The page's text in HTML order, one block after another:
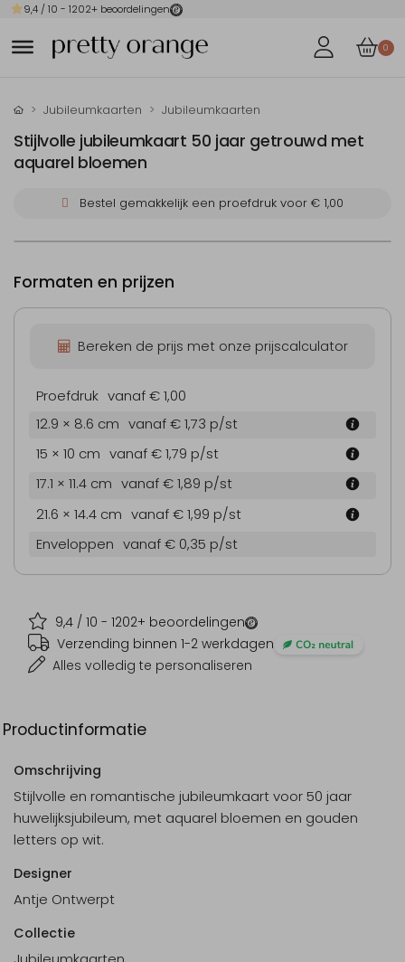
9,4 / 10 - 1202+ beoordelingen
0
Jubileumkaarten Jubileumkaarten
Stijlvolle jubileumkaart 50 jaar getrouwd met
aquarel bloemen
Bestel gemakkelijk een proefdruk voor € 1,00
9,4 / 10 - 1202+ beoordelingen
Verzending binnen 1-2 werkdagen
Alles volledig te personaliseren
Formaten en prijzen
Bereken de prijs met onze prijscalculator
Proefdruk vanaf € 1,00
12.9 × 8.6 cm vanaf € 1,73 p/st
15 × 10 cm vanaf € 1,79 p/st
17.1 × 11.4 cm vanaf € 1,89 p/st
21.6 × 14.4 cm vanaf € 1,99 p/st
Enveloppen vanaf € 0,35 p/st
Productinformatie
Omschrijving
Stijlvolle en romantische jubileumkaart voor 50 jaar
huwelijksjubileum, met aquarel bloemen en gouden
letters op wit.
Designer
Antje Ontwerpt
Collectie